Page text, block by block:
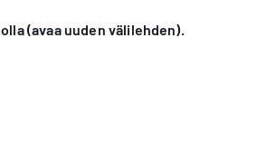
(avaa uuden välilehden).